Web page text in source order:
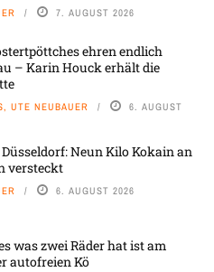
7. AUGUST 2026
ehren endlich
– Karin Houck erhält die
UTE NEUBAUER 6. AUGUST
Neun Kilo Kokain an
versteckt
6. AUGUST 2026
was zwei Räder hat ist am
autofreien Kö